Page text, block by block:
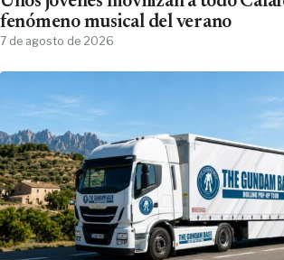
fenómeno musical del verano
7 de agosto de 2026